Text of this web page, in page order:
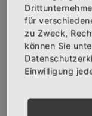
BESCHREIBUNG
Qualitäts-T-
Bekomme
Produkte und
deine
für
zu Zweck,
können Sie
Einwilligung